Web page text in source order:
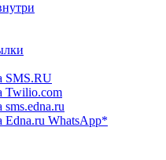
SMS.RU
Twilio.com
Edna.ru WhatsApp*